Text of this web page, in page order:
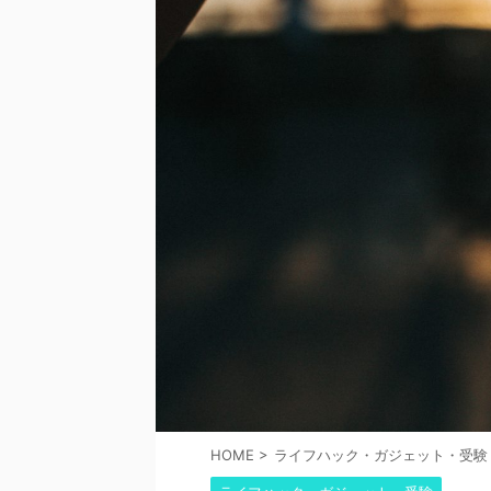
HOME > ライフハック・ガジェット・受験